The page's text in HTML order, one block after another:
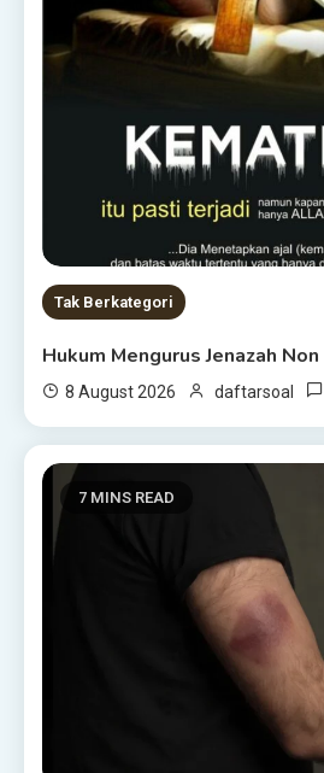
Tak Berkategori
Hukum Mengurus Jenazah
8 August 2026 daftarsoal
7 MINS READ